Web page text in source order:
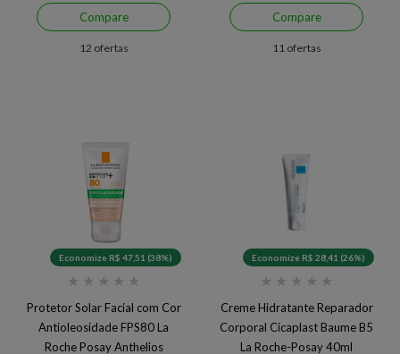
Compare
12 ofertas
Compare
11 ofertas
Economize R$ 47,51 (38%)
★ ★ ★ ★ ★
Protetor Solar Facial com Cor
Antioleosidade FPS80 La
Roche Posay Anthelios
Economize R$ 28,41 (26%)
★ ★ ★ ★ ★
Creme Hidratante Reparador
Corporal Cicaplast Baume B5
La Roche-Posay 40ml